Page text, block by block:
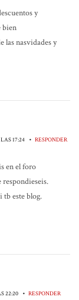
y
bien
las nasvidades y
17:24 • RESPONDER
en el foro
respondieseis.
tb este blog.
22:20 • RESPONDER